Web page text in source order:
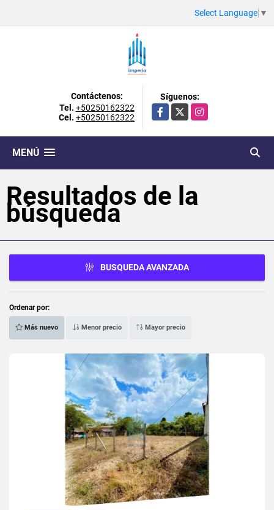
Select Language ▼
Contáctenos:
Tel. +50250162322
Cel. +50250162322
Síguenos:
Facebook
X Instagram
MENÚ
Resultados de la
búsqueda
BUSQUEDA AVANZADA
Ordenar por:
Más nuevo Menor precio Mayor precio